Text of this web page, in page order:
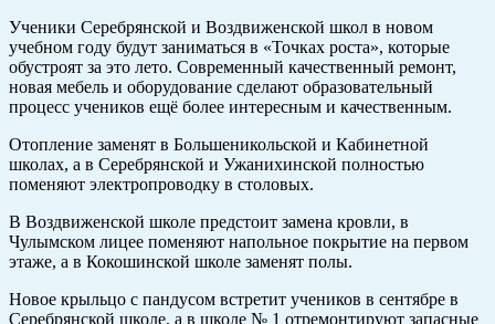
Ученики Серебрянской и Воздвиженской школ в новом
учебном году будут заниматься в «Точках роста», которые
обустроят за это лето. Современный качественный ремонт,
новая мебель и оборудование сделают образовательный
процесс учеников ещё более интересным и качественным.
Отопление заменят в Большеникольской и Кабинетной
школах, а в Серебрянской и Ужанихинской полностью
поменяют электропроводку в столовых.
В Воздвиженской школе предстоит замена кровли, в
Чулымском лицее поменяют напольное покрытие на первом
этаже, а в Кокошинской школе заменят полы.
Новое крыльцо с пандусом встретит учеников в сентябре в
Серебрянской школе, а в школе № 1 отремонтируют запасные